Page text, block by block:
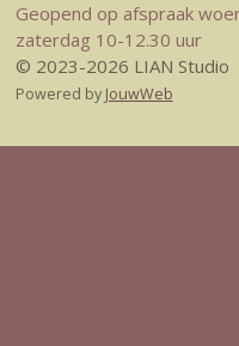
Geopend op afspraak
zaterdag 10-12.30 uur
© 2023-2026 LIAN Studio
Powered by JouwWeb